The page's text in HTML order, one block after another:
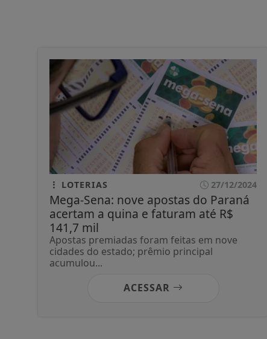
LOTERIAS 27/12/2024
Mega-Sena: nove apostas do Paraná
acertam a quina e faturam até R$
141,7 mil
Apostas premiadas foram feitas em nove
cidades do estado; prêmio principal
acumulou...
ACESSAR